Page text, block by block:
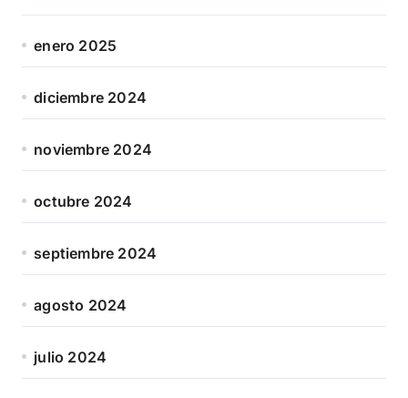
enero 2025
diciembre 2024
noviembre 2024
octubre 2024
septiembre 2024
agosto 2024
julio 2024